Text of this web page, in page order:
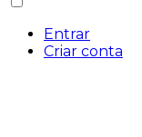
Entrar
Criar conta